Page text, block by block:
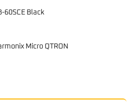
60SCE Black
Micro QTRON